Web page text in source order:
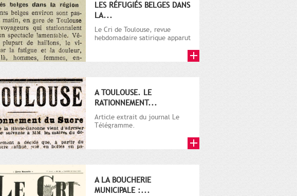
LES RÉFUGIÉS BELGES DANS
LA...
Le Cri de Toulouse, revue
hebdomadaire satirique apparut
A TOULOUSE. LE
RATIONNEMENT...
Article extrait du journal Le
Télégramme.
A LA BOUCHERIE
MUNICIPALE :...